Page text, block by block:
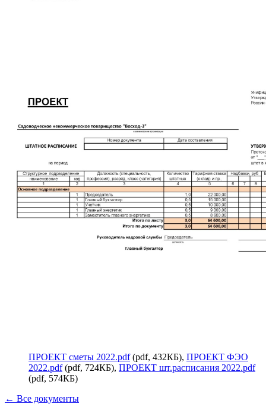
ПРОЕКТ сметы 2022.pdf(pdf, 432КБ), ПРОЕКТ ФЭО
2022.pdf(pdf, 724КБ), ПРОЕКТ шт.расписания 2022.pdf
(pdf, 574КБ)
← Все документы